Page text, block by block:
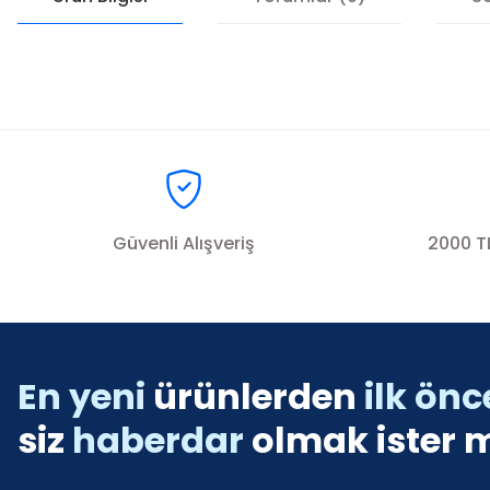
Görüş ve önerileriniz için teşekkür ederiz.
Ürün açıklamasında eksik bilgiler bulunuyor.
Ürün fiyatı diğer sitelerden daha pahalı.
Güvenli Alışveriş 2000
En yeni ürünlerden ilk
siz haberdar olmak ister